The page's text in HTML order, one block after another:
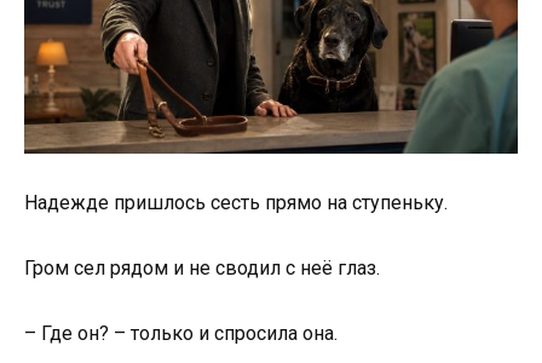
Надежде пришлось сесть прямо на ступеньку.
Гром сел рядом и не сводил с неё глаз.
– Где он? – только и спросила она.